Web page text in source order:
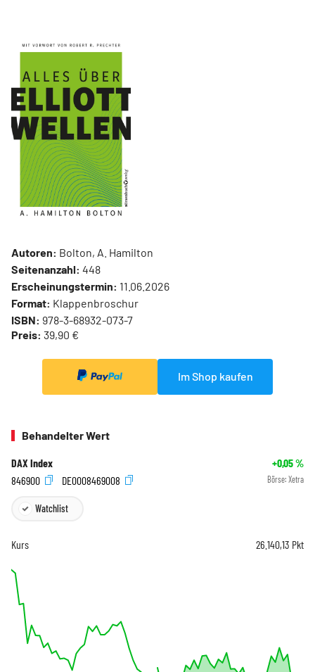
Autoren: Bolton, A. Hamilton
Seitenanzahl: 448
Erscheinungstermin: 11.06.2026
Format: Klappenbroschur
ISBN: 978-3-68932-073-7
Preis: 39,90 €
Im Shop kaufen
Behandelter Wert
DAX Index +0,05%
846900
DE0008469008 Börse: Xetra
Watchlist
Kurs 26.140,13 Pkt